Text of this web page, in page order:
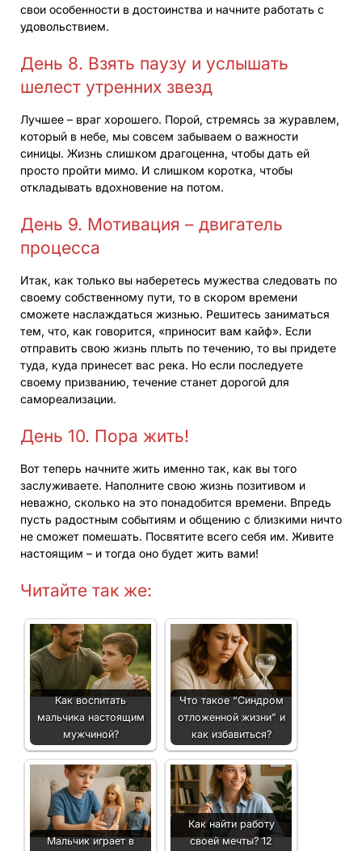
свои особенности в достоинства и начните работать с
удовольствием.
День 8. Взять паузу и услышать
шелест утренних звезд
Лучшее – враг хорошего. Порой, стремясь за журавлем,
который в небе, мы совсем забываем о важности
синицы. Жизнь слишком драгоценна, чтобы дать ей
просто пройти мимо. И слишком коротка, чтобы
откладывать вдохновение на потом.
День 9. Мотивация – двигатель
процесса
Итак, как только вы наберетесь мужества следовать по
своему собственному пути, то в скором времени
сможете наслаждаться жизнью. Решитесь заниматься
тем, что, как говорится, «приносит вам кайф». Если
отправить свою жизнь плыть по течению, то вы придете
туда, куда принесет вас река. Но если последуете
своему призванию, течение станет дорогой для
самореализации.
День 10. Пора жить!
Вот теперь начните жить именно так, как вы того
заслуживаете. Наполните свою жизнь позитивом и
неважно, сколько на это понадобится времени. Впредь
пусть радостным событиям и общению с близкими ничто
не сможет помешать. Посвятите всего себя им. Живите
настоящим – и тогда оно будет жить вами!
Читайте так же:
Как воспитать
мальчика настоящим
мужчиной?
Что такое “Синдром
отложенной жизни” и
как избавиться?
Мальчик играет в
Как найти работу
своей мечты? 12